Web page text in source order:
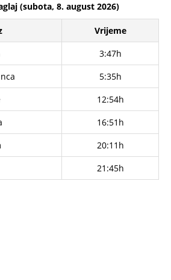
(subota, 8. august 2026)
Vrijeme
3:47h
5:35h
12:54h
16:51h
20:11h
21:45h